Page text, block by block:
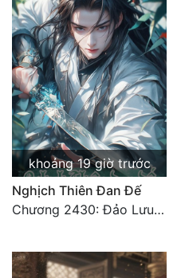
Võ Hiệp
Võng Du
Xuyên Không
Xuyên Nhanh
Xuyên Sách
Xuyên Thư
Điền Văn
Đông Phương
khoảng 19 giờ trước
Nghịch Thiên Đan Đế
Chương 2430: Đảo Lưu Ly